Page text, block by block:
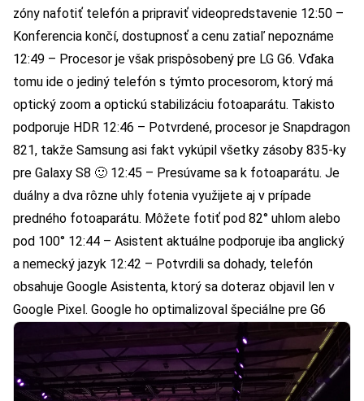
zóny nafotiť telefón a pripraviť videopredstavenie 12:50 –
Konferencia končí, dostupnosť a cenu zatiaľ nepoznáme
12:49 – Procesor je však prispôsobený pre LG G6. Vďaka
tomu ide o jediný telefón s týmto procesorom, ktorý má
optický zoom a optickú stabilizáciu fotoaparátu. Takisto
podporuje HDR 12:46 – Potvrdené, procesor je Snapdragon
821, takže Samsung asi fakt vykúpil všetky zásoby 835-ky
pre Galaxy S8 🙂 12:45 – Presúvame sa k fotoaparátu. Je
duálny a dva rôzne uhly fotenia využijete aj v prípade
predného fotoaparátu. Môžete fotiť pod 82° uhlom alebo
pod 100° 12:44 – Asistent aktuálne podporuje iba anglický
a nemecký jazyk 12:42 – Potvrdili sa dohady, telefón
obsahuje Google Asistenta, ktorý sa doteraz objavil len v
Google Pixel. Google ho optimalizoval špeciálne pre G6